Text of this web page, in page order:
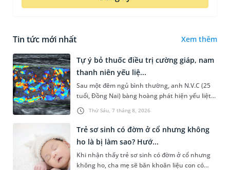
Tin tức mới nhất Xem thêm
Thứ Sáu, 7 tháng 8, 2026
Tự ý bỏ thuốc điều trị cường giáp, nam
thanh niên yếu liệ...
Sau một đêm ngủ bình thường, anh N.V.C (25
tuổi, Đồng Nai) bàng hoàng phát hiện yếu liệt 2
chân, không thể vận động đi lại được. Kết quả
thăm khám tại Phòng...
Trẻ sơ sinh có đờm ở cổ nhưng không
ho là bị làm sao? Hướ...
Khi nhận thấy trẻ sơ sinh có đờm ở cổ nhưng
không ho, cha mẹ sẽ băn khoăn liệu con có